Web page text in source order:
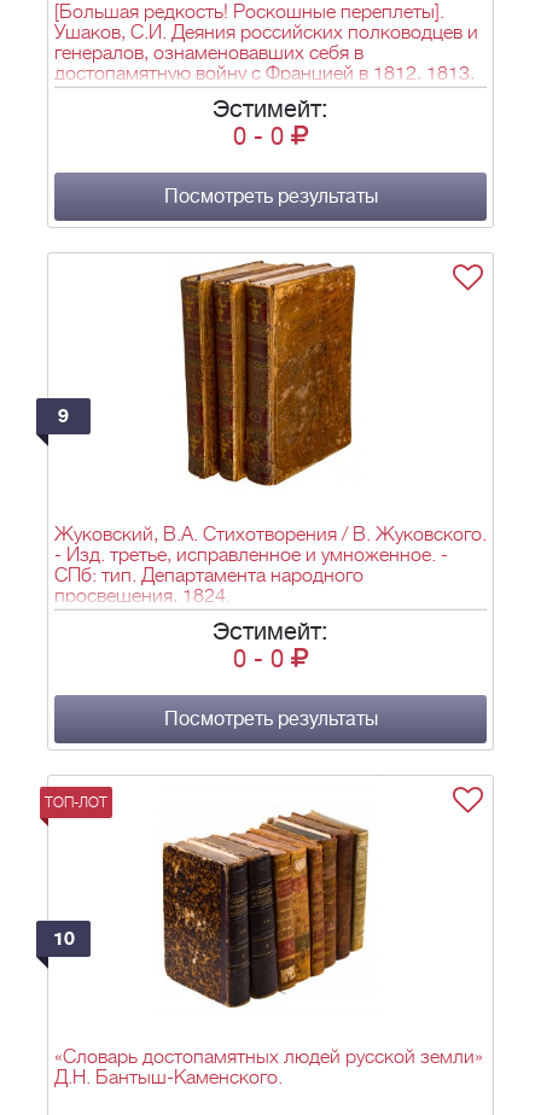
[Большая редкость! Роскошные переплеты].
Ушаков, С.И. Деяния российских полководцев и
генералов, ознаменовавших себя в
достопамятную войну с Францией в 1812, 1813,
1814 и 1815 годах, с кратким начертанием всей
их службы, с самого начала вступления в оную :
Ч. 1-4. - СПб.: в типографии Карла Крайя, 1822.
Эстимейт:
0 - 0
Посмотреть результаты
9
Жуковский, В.А. Стихотворения / В. Жуковского.
- Изд. третье, исправленное и умноженное. -
СПб: тип. Департамента народного
просвещения, 1824.
Эстимейт:
0 - 0
Посмотреть результаты
ТОП-ЛОТ
10
«Словарь достопамятных людей русской земли»
Д.Н. Бантыш-Каменского.